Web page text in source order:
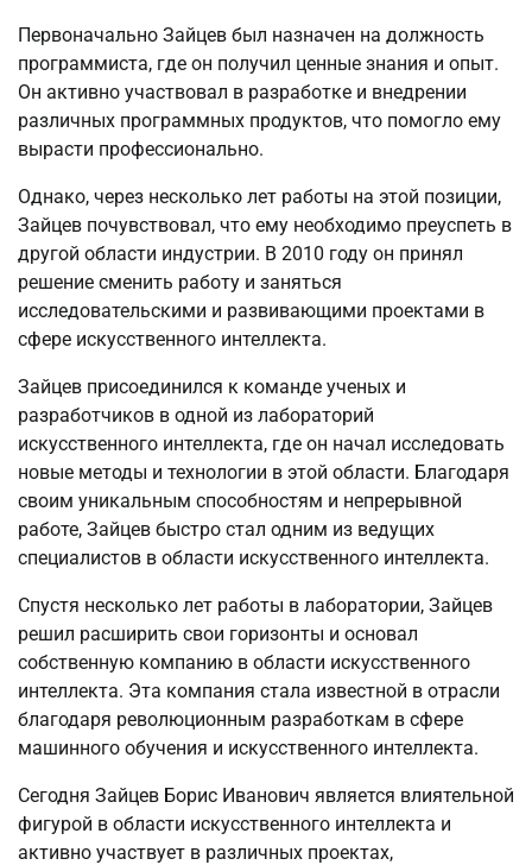
Первоначально Зайцев был назначен на должность
программиста, где он получил ценные знания и опыт.
Он активно участвовал в разработке и внедрении
различных программных продуктов, что помогло ему
вырасти профессионально.
Однако, через несколько лет работы на этой позиции,
Зайцев почувствовал, что ему необходимо преуспеть в
другой области индустрии. В 2010 году он принял
решение сменить работу и заняться
исследовательскими и развивающими проектами в
сфере искусственного интеллекта.
Зайцев присоединился к команде ученых и
разработчиков в одной из лабораторий
искусственного интеллекта, где он начал исследовать
новые методы и технологии в этой области. Благодаря
своим уникальным способностям и непрерывной
работе, Зайцев быстро стал одним из ведущих
специалистов в области искусственного интеллекта.
Спустя несколько лет работы в лаборатории, Зайцев
решил расширить свои горизонты и основал
собственную компанию в области искусственного
интеллекта. Эта компания стала известной в отрасли
благодаря революционным разработкам в сфере
машинного обучения и искусственного интеллекта.
Сегодня Зайцев Борис Иванович является влиятельной
фигурой в области искусственного интеллекта и
активно участвует в различных проектах,